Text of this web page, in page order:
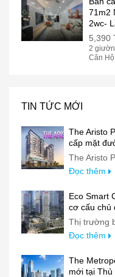
71m2
2wc-
5,390
2
Căn Hộ
TIN TỨC MỚI
The Aristo
cấp mặt
The Aristo
Đọc thêm
Eco Smart
cơ cấu chủ
Thị trường
Đọc thêm
The
mới tại Thủ